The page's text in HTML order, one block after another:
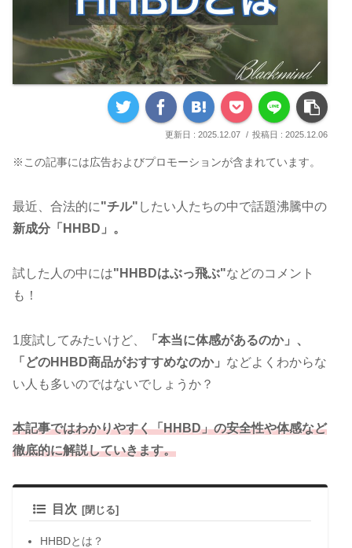
2025.12.07 2025.12.06
※この記事には広告およびプロモーションが含まれています。
最近、合法的に"チル" したい人たちの中で話題沸騰中の
新成分「HHBD」。
試した人の中には"HHBDはぶっ飛ぶ"などのコメント
も！
1度試してみたいけど、
「本当に体感があるのか」、
「どのHHBD商品がおすすめなのか」 などよくわからな
い人も多いのではないでしょうか？
本記事ではわかりやすく「HHBD」の安全性や体感など
徹底的に解説していきます。
目次
HHBDとは？